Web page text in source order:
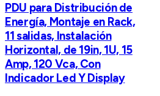
PDU para Distribución de
Energía, Montaje en Rack,
11 salidas, Instalación
Horizontal, de 19in, 1U, 15
Amp, 120 Vca, Con
Indicador Led Y Display